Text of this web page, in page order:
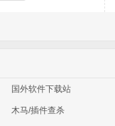
国外软件下载站
木马/插件查杀